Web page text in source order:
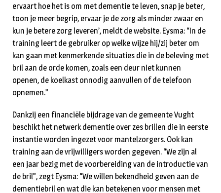
ervaart hoe het is om met dementie te leven, snap je beter,
toon je meer begrip, ervaar je de zorg als minder zwaar en
kun je betere zorg leveren’, meldt de website. Eysma: “In de
training leert de gebruiker op welke wijze hij/zij beter om
kan gaan met kenmerkende situaties die in de beleving met
bril aan de orde komen, zoals een deur niet kunnen
openen, de koelkast onnodig aanvullen of de telefoon
opnemen.”
Dankzij een financiële bijdrage van de gemeente Vught
beschikt het netwerk dementie over zes brillen die in eerste
instantie worden ingezet voor mantelzorgers. Ook kan
training aan de vrijwilligers worden gegeven. “We zijn al
een jaar bezig met de voorbereiding van de introductie van
de bril”, zegt Eysma: “We willen bekendheid geven aan de
dementiebril en wat die kan betekenen voor mensen met